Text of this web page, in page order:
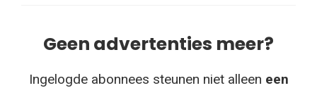
Geen advertenties meer?
Ingelogde abonnees steunen niet alleen een